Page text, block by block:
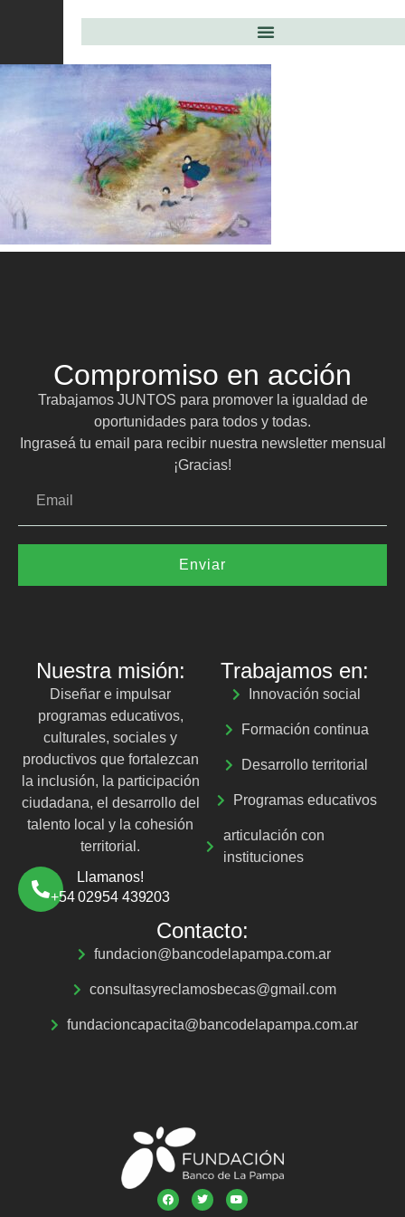
Compromiso en acción
Trabajamos JUNTOS para promover la igualdad de
oportunidades para todos y todas.
Ingraseá tu email para recibir nuestra newsletter mensual
¡Gracias!
Enviar
Nuestra misión:
Diseñar e impulsar
programas educativos,
culturales, sociales y
productivos que fortalezcan
la inclusión, la participación
ciudadana, el desarrollo del
talento local y la cohesión
territorial.
Llamanos!
+54 02954 439203
Trabajamos en:
Innovación social
Formación continua
Desarrollo territorial
Programas educativos
articulación con
instituciones
Contacto:
fundacion@bancodelapampa.com.ar
consultasyreclamosbecas@gmail.com
fundacioncapacita@bancodelapampa.com.ar